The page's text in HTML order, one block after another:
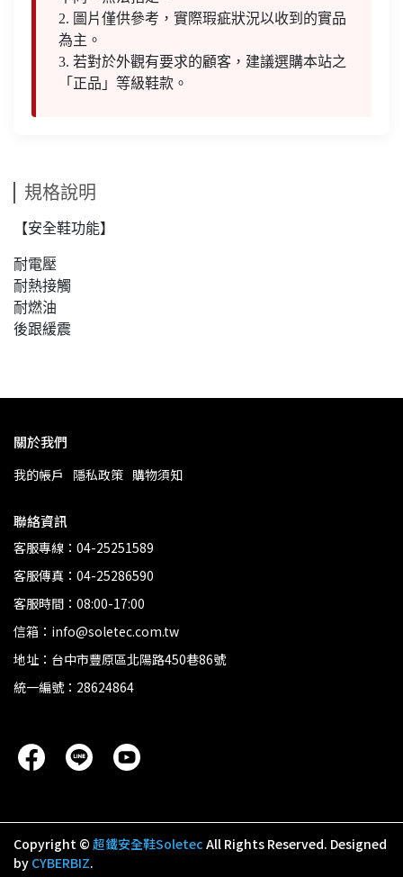
2. 圖片僅供參考，實際瑕疵狀況以收到的實品
為主。
3. 若對於外觀有要求的顧客，建議選購本站之
「正品」等級鞋款。
規格說明
【安全鞋功能】
耐電壓
耐熱接觸
耐燃油
後跟緩震
關於我們
我的帳戶 隱私政策 購物須知
聯絡資訊
客服專線：04-25251589
客服傳真：04-25286590
客服時間：08:00-17:00
信箱：info@soletec.com.tw
地址：台中市豐原區北陽路450巷86號
統一編號：28624864
Copyright © 超鐵安全鞋Soletec All Rights Reserved. Designed
by CYBERBIZ.